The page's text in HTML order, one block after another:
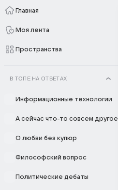
Главная
Моя лента
Пространства
В ТОПЕ НА ОТВЕТАХ
Информационные технологии
А сейчас что-то совсем другое
О любви без купюр
Философский вопрос
Политические дебаты